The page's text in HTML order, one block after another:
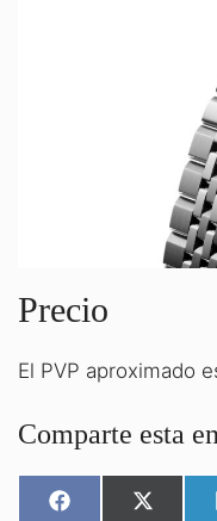
Precio
El PVP aproximado
Comparte esta
COMPARTIR